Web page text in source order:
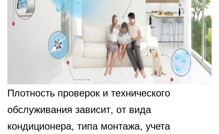
Плотность проверок и технического
обслуживания зависит, от вида
кондиционера, типа монтажа, учета